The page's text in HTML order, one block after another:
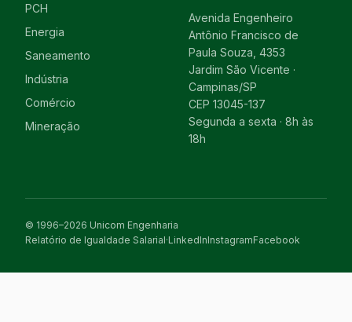
PCH
Energia
Saneamento
Indústria
Comércio
Mineração
Avenida Engenheiro
Antônio Francisco de
Paula Souza, 4353
Jardim São Vicente ·
Campinas/SP
CEP 13045-137
Segunda a sexta · 8h às
18h
© 1996–2026 Unicom Engenharia
Relatório de Igualdade Salarial·LinkedInInstagramFacebook